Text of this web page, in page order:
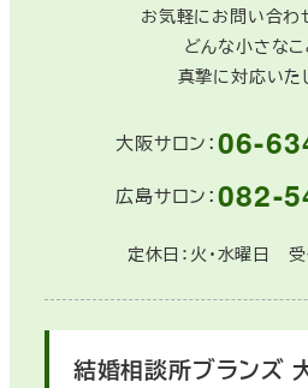
お気軽にお問い合わ
どんな小さな
真摯に対応いた
大阪サロン：06-
広島サロン：082-
定休日：火・水曜日
結婚相談所ブランズ